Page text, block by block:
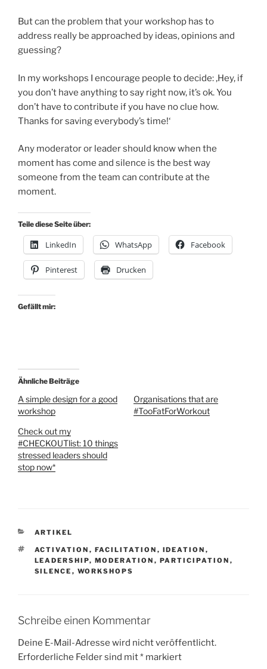
But can the problem that your workshop has to
address really be approached by ideas, opinions and
guessing?
In my workshops I encourage people to decide: ‚Hey, if
you don’t have anything to say right now, it’s ok. You
don’t have to contribute if you have no clue how.
Thanks for saving everybody’s time!‘
Any moderator or leader should know when the
moment has come and silence is the best way
someone from the team can contribute at the
moment.
Teile diese Seite über:
LinkedIn WhatsApp Facebook
Pinterest Drucken
Gefällt mir:
Ähnliche Beiträge
A simple design for a good
workshop
Organisations that are
#TooFatForWorkout
Check out my
#CHECKOUTlist: 10 things
stressed leaders should
stop now*
KATEGORIEN
ARTIKEL
SCHLAGWÖRTER
ACTIVATION , FACILITATION , IDEATION ,
LEADERSHIP, MODERATION , PARTICIPATION ,
SILENCE , WORKSHOPS
Schreibe einen Kommentar
Deine E-Mail-Adresse wird nicht veröffentlicht.
Erforderliche Felder sind mit* markiert